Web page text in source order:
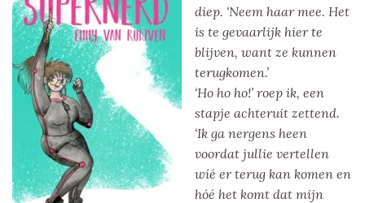
diep. ‘Neem haar mee. Het
is te gevaarlijk hier te
blijven, want ze kunnen
terugkomen.’
‘Ho ho ho!’ roep ik, een
stapje achteruit zettend.
‘Ik ga nergens heen
voordat jullie vertellen
wíé er terug kan komen en
hóé het komt dat mijn